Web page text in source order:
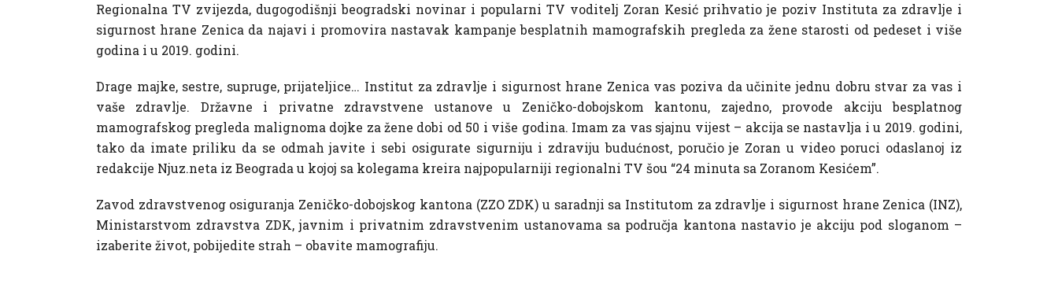
Regionalna TV zvijezda, dugogodišnji beogradski novinar i popularni TV voditelj Zoran Kesić prihvatio je poziv Instituta za zdravlje i
sigurnost hrane Zenica da najavi i promovira nastavak kampanje besplatnih mamografskih pregleda za žene starosti od pedeset i više
godina i u 2019. godini.
Drage majke, sestre, supruge, prijateljice… Institut za zdravlje i sigurnost hrane Zenica vas poziva da učinite jednu dobru stvar za vas i
vaše zdravlje. Državne i privatne zdravstvene ustanove u Zeničko-dobojskom kantonu, zajedno, provode akciju besplatnog
mamografskog pregleda malignoma dojke za žene dobi od 50 i više godina. Imam za vas sjajnu vijest – akcija se nastavlja i u 2019. godini,
tako da imate priliku da se odmah javite i sebi osigurate sigurniju i zdraviju budućnost, poručio je Zoran u video poruci odaslanoj iz
redakcije Njuz.neta iz Beograda u kojoj sa kolegama kreira najpopularniji regionalni TV šou “24 minuta sa Zoranom Kesićem”.
Zavod zdravstvenog osiguranja Zeničko-dobojskog kantona (ZZO ZDK) u saradnji sa Institutom za zdravlje i sigurnost hrane Zenica (INZ),
Ministarstvom zdravstva ZDK, javnim i privatnim zdravstvenim ustanovama sa područja kantona nastavio je akciju pod sloganom –
izaberite život, pobijedite strah – obavite mamografiju.